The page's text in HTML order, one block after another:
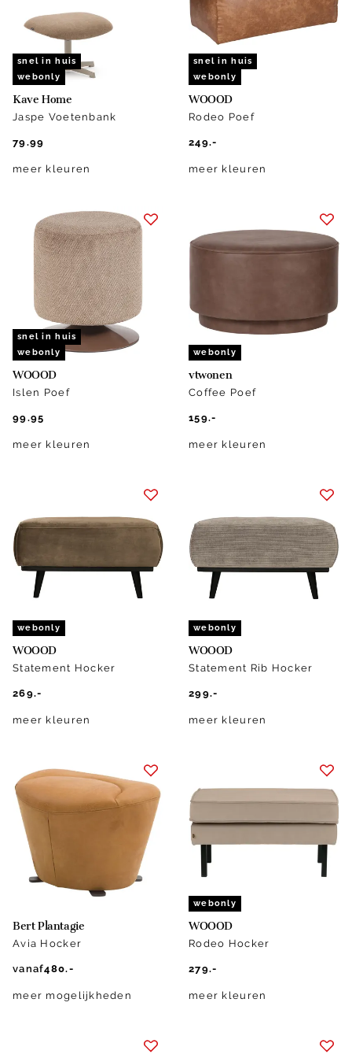
snel in huis
webonly
Kave Home
Jaspe Voetenbank
79.99
meer kleuren
snel in huis
webonly
WOOOD
Rodeo Poef
249.-
meer kleuren
snel in huis
webonly
WOOOD
Islen Poef
99.95
meer kleuren
webonly
vtwonen
Coffee Poef
159.-
meer kleuren
webonly
WOOOD
Statement Hocker
269.-
meer kleuren
webonly
WOOOD
Statement Rib Hocker
299.-
meer kleuren
Bert Plantagie
Avia Hocker
vanaf480.-
meer mogelijkheden
webonly
WOOOD
Rodeo Hocker
279.-
meer kleuren